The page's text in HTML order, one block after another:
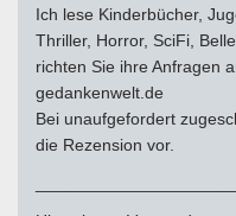
Ich lese Kinderbücher,
Thriller, Horror, SciFi,
richten Sie ihre Anfragen
gedankenwelt.de
Bei unaufgefordert
die Rezension vor.